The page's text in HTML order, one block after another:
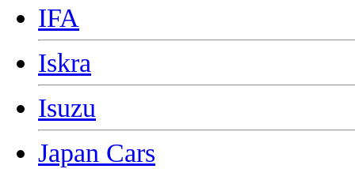
IFA
Iskra
Isuzu
Japan Cars